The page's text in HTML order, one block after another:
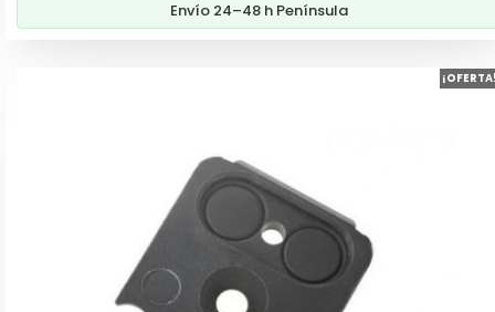
Envío 24–48 h Península